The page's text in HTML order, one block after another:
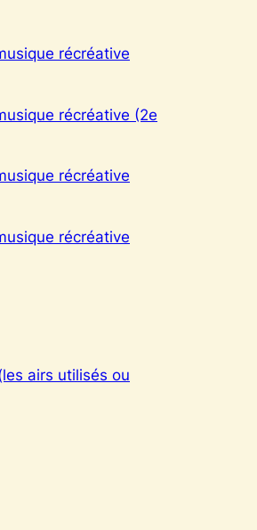
récréative
récréative (2e
récréative
récréative
airs utilisés ou